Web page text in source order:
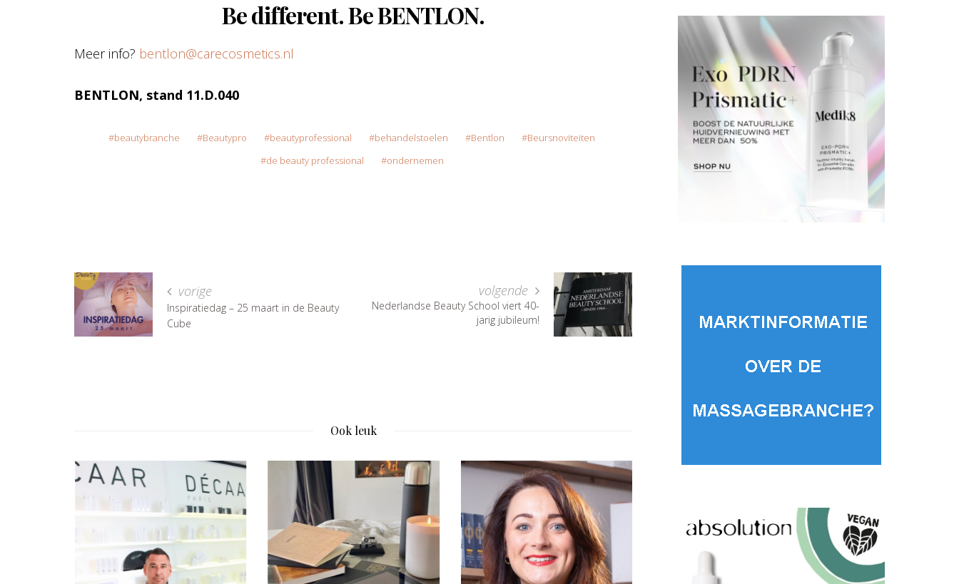
Be different. Be BENTLON.
Meer info? bentlon@carecosmetics.nl
BENTLON, stand 11.D.040
beautybranche Beautypro beautyprofessional behandelstoelen Bentlon
Beursnoviteiten
de beauty professional
ondernemen
vorige
Inspiratiedag – 25 maart in de Beauty
Cube
volgende
Nederlandse Beauty School viert 40-
jarig jubileum!
Ook leuk